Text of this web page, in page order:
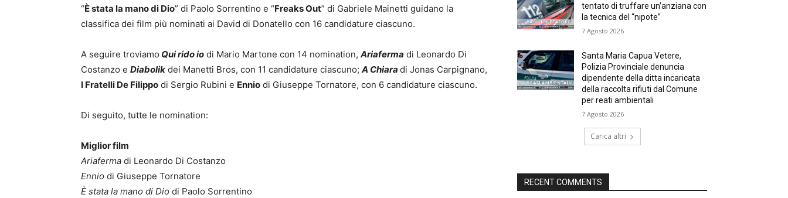
“È stata la mano di Dio” di Paolo Sorrentino e “Freaks Out” di Gabriele Mainetti guidano la
classifica dei film più nominati ai David di Donatello con 16 candidature ciascuno.
A seguire troviamo Qui rido io di Mario Martone con 14 nomination, Ariaferma di Leonardo Di
Costanzo e Diabolik dei Manetti Bros, con 11 candidature ciascuno; A Chiara di Jonas Carpignano,
I Fratelli De Filippo di Sergio Rubini e Ennio di Giuseppe Tornatore, con 6 candidature ciascuno.
Di seguito, tutte le nomination:
Miglior film
Ariaferma di Leonardo Di Costanzo
Ennio di Giuseppe Tornatore
È stata la mano di Dio di Paolo Sorrentino
tentato di truffare un’anziana con
la tecnica del “nipote”
7 Agosto 2026
Santa Maria Capua Vetere,
Polizia Provinciale denuncia
dipendente della ditta incaricata
della raccolta rifiuti dal Comune
per reati ambientali
7 Agosto 2026
Carica altri
RECENT COMMENTS